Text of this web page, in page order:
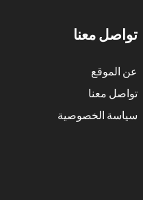
تواصل معنا
عن الموقع
تواصل معنا
سياسة الخصوصية